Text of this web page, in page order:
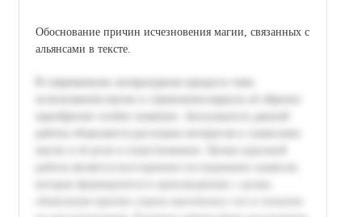
Обоснование причин исчезновения магии, связанных с
альянсами в тексте.